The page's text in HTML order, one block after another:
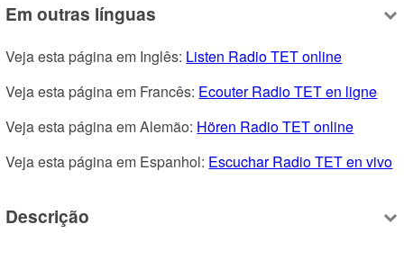
Em outras línguas
Veja esta página em Inglês: Listen Radio TET online
Veja esta página em Francês: Ecouter Radio TET en ligne
Veja esta página em Alemão: Hören Radio TET online
Veja esta página em Espanhol: Escuchar Radio TET en vivo
Descrição